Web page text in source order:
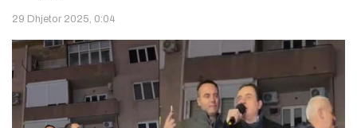
29 Dhjetor 2025, 0:04